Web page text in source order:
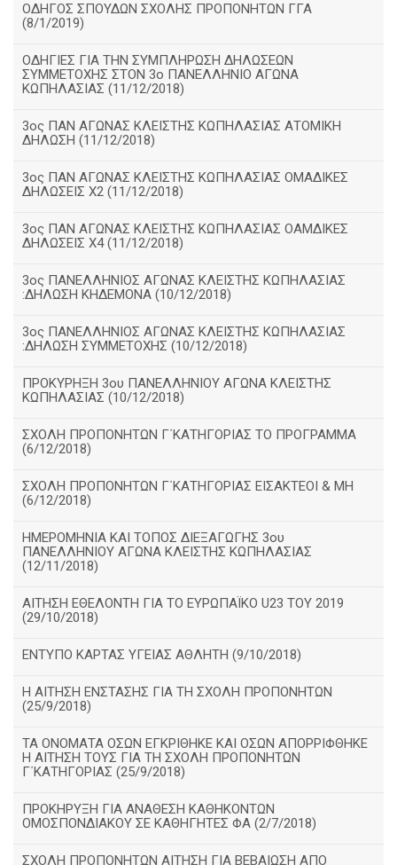
ΟΔΗΓΟΣ ΣΠΟΥΔΩΝ ΣΧΟΛΗΣ ΠΡΟΠΟΝΗΤΩΝ ΓΓΑ
(8/1/2019)
ΟΔΗΓΙΕΣ ΓΙΑ ΤΗΝ ΣΥΜΠΛΗΡΩΣΗ ΔΗΛΩΣΕΩΝ
ΣΥΜΜΕΤΟΧΗΣ ΣΤΟΝ 3ο ΠΑΝΕΛΛΗΝΙΟ ΑΓΩΝΑ
ΚΩΠΗΛΑΣΙΑΣ (11/12/2018)
3ος ΠΑΝ ΑΓΩΝΑΣ ΚΛΕΙΣΤΗΣ ΚΩΠΗΛΑΣΙΑΣ ΑΤΟΜΙΚΗ
ΔΗΛΩΣΗ (11/12/2018)
3ος ΠΑΝ ΑΓΩΝΑΣ ΚΛΕΙΣΤΗΣ ΚΩΠΗΛΑΣΙΑΣ ΟΜΑΔΙΚΕΣ
ΔΗΛΩΣΕΙΣ Χ2 (11/12/2018)
3ος ΠΑΝ ΑΓΩΝΑΣ ΚΛΕΙΣΤΗΣ ΚΩΠΗΛΑΣΙΑΣ ΟΑΜΔΙΚΕΣ
ΔΗΛΩΣΕΙΣ Χ4 (11/12/2018)
3ος ΠΑΝΕΛΛΗΝΙΟΣ ΑΓΩΝΑΣ ΚΛΕΙΣΤΗΣ ΚΩΠΗΛΑΣΙΑΣ
:ΔΗΛΩΣΗ ΚΗΔΕΜΟΝΑ (10/12/2018)
3ος ΠΑΝΕΛΛΗΝΙΟΣ ΑΓΩΝΑΣ ΚΛΕΙΣΤΗΣ ΚΩΠΗΛΑΣΙΑΣ
:ΔΗΛΩΣΗ ΣΥΜΜΕΤΟΧΗΣ (10/12/2018)
ΠΡΟΚΥΡΗΞΗ 3ου ΠΑΝΕΛΛΗΝΙΟΥ ΑΓΩΝΑ ΚΛΕΙΣΤΗΣ
ΚΩΠΗΛΑΣΙΑΣ (10/12/2018)
ΣΧΟΛΗ ΠΡΟΠΟΝΗΤΩΝ Γ΄ΚΑΤΗΓΟΡΙΑΣ ΤΟ ΠΡΟΓΡΑΜΜΑ
(6/12/2018)
ΣΧΟΛΗ ΠΡΟΠΟΝΗΤΩΝ Γ΄ΚΑΤΗΓΟΡΙΑΣ ΕΙΣΑΚΤΕΟΙ & ΜΗ
(6/12/2018)
ΗΜΕΡΟΜΗΝΙΑ ΚΑΙ ΤΟΠΟΣ ΔΙΕΞΑΓΩΓΗΣ 3ου
ΠΑΝΕΛΛΗΝΙΟΥ ΑΓΩΝΑ ΚΛΕΙΣΤΗΣ ΚΩΠΗΛΑΣΙΑΣ
(12/11/2018)
ΑΙΤΗΣΗ ΕΘΕΛΟΝΤΗ ΓΙΑ ΤΟ ΕΥΡΩΠΑΪΚΟ U23 ΤΟΥ 2019
(29/10/2018)
ΕΝΤΥΠΟ ΚΑΡΤΑΣ ΥΓΕΙΑΣ ΑΘΛΗΤΗ (9/10/2018)
Η ΑΙΤΗΣΗ ΕΝΣΤΑΣΗΣ ΓΙΑ ΤΗ ΣΧΟΛΗ ΠΡΟΠΟΝΗΤΩΝ
(25/9/2018)
ΤΑ ΟΝΟΜΑΤΑ ΟΣΩΝ ΕΓΚΡΙΘΗΚΕ ΚΑΙ ΟΣΩΝ ΑΠΟΡΡΙΦΘΗΚΕ
Η ΑΙΤΗΣΗ ΤΟΥΣ ΓΙΑ ΤΗ ΣΧΟΛΗ ΠΡΟΠΟΝΗΤΩΝ
Γ΄ΚΑΤΗΓΟΡΙΑΣ (25/9/2018)
ΠΡΟΚΗΡΥΞΗ ΓΙΑ ΑΝΑΘΕΣΗ ΚΑΘΗΚΟΝΤΩΝ
ΟΜΟΣΠΟΝΔΙΑΚΟΥ ΣΕ ΚΑΘΗΓΗΤΕΣ ΦΑ (2/7/2018)
ΣΧΟΛΗ ΠΡΟΠΟΝΗΤΩΝ ΑΙΤΗΣΗ ΓΙΑ ΒΕΒΑΙΩΣΗ ΑΠΟ